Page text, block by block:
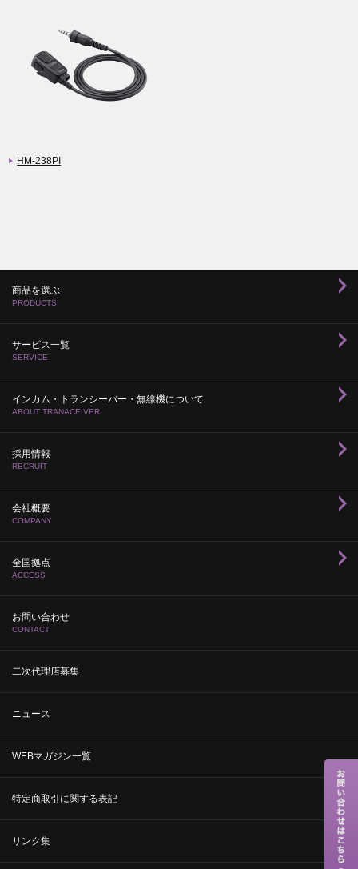
HM-238PI
商品を選ぶ
PRODUCTS
サービス一覧
SERVICE
インカム・トランシーバー・無線機について
ABOUT TRANACEIVER
採用情報
RECRUIT
会社概要
COMPANY
全国拠点
ACCESS
お問い合わせ
CONTACT
二次代理店募集
ニュース
WEBマガジン一覧
特定商取引に関する表記
リンク集